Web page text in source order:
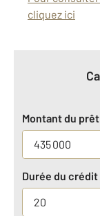
cliquez ici
Montant du
Durée du crédit